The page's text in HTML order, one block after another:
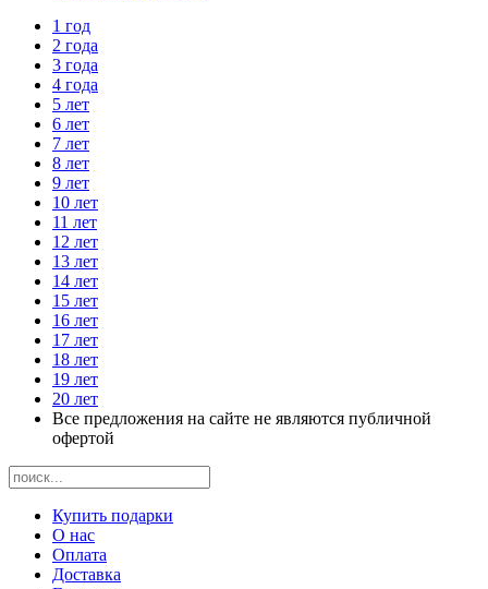
1 год
2 года
3 года
4 года
5 лет
6 лет
7 лет
8 лет
9 лет
10 лет
11 лет
12 лет
13 лет
14 лет
15 лет
16 лет
17 лет
18 лет
19 лет
20 лет
Все предложения на сайте не являются публичной
офертой
Купить подарки
О нас
Оплата
Доставка